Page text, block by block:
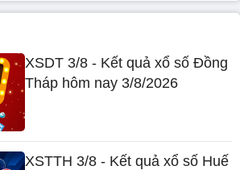
XSDT 3/8 - Kết quả xổ số Đồng
Tháp hôm nay 3/8/2026
XSTTH 3/8 - Kết quả xổ số Huế